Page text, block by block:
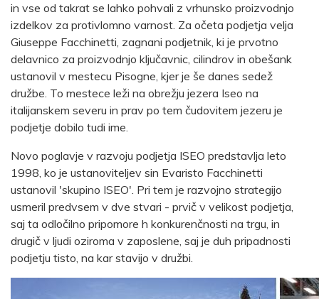
in vse od takrat se lahko pohvali z vrhunsko proizvodnjo
izdelkov za protivlomno varnost. Za očeta podjetja velja
Giuseppe Facchinetti, zagnani podjetnik, ki je prvotno
delavnico za proizvodnjo ključavnic, cilindrov in obešank
ustanovil v mestecu Pisogne, kjer je še danes sedež
družbe. To mestece leži na obrežju jezera Iseo na
italijanskem severu in prav po tem čudovitem jezeru je
podjetje dobilo tudi ime.
Novo poglavje v razvoju podjetja ISEO predstavlja leto
1998, ko je ustanoviteljev sin Evaristo Facchinetti
ustanovil 'skupino ISEO'. Pri tem je razvojno strategijo
usmeril predvsem v dve stvari - prvič v velikost podjetja,
saj ta odločilno pripomore h konkurenčnosti na trgu, in
drugič v ljudi oziroma v zaposlene, saj je duh pripadnosti
podjetju tisto, na kar stavijo v družbi.